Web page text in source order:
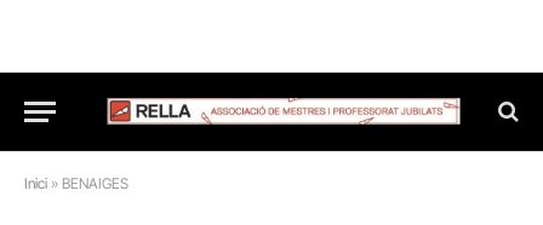
Inici » BENAIGES